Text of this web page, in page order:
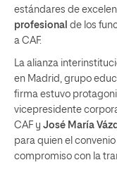
estándares de
profesional de los
a CAF.
La alianza
en Madrid, grupo
firma estuvo
vicepresidente
CAF y José María
para quien el
compromiso con la